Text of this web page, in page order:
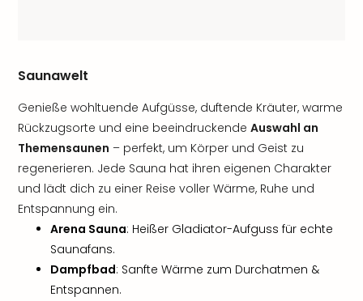
Saunawelt
Genieße wohltuende Aufgüsse, duftende Kräuter, warme
Rückzugsorte und eine beeindruckende Auswahl an
Themensaunen – perfekt, um Körper und Geist zu
regenerieren. Jede Sauna hat ihren eigenen Charakter
und lädt dich zu einer Reise voller Wärme, Ruhe und
Entspannung ein.
Arena Sauna: Heißer Gladiator-Aufguss für echte
Saunafans.
Dampfbad: Sanfte Wärme zum Durchatmen &
Entspannen.